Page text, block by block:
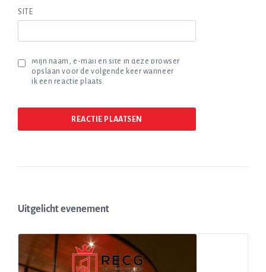
SITE
Mijn naam, e-mail en site in deze browser
opslaan voor de volgende keer wanneer
ik een reactie plaats.
Uitgelicht evenement